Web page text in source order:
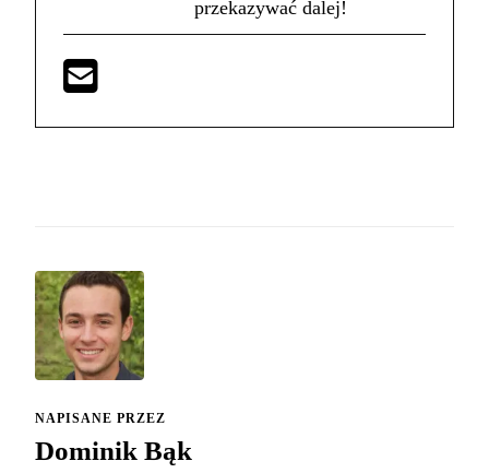
przekazywać dalej!
NAPISANE PRZEZ
Dominik Bąk